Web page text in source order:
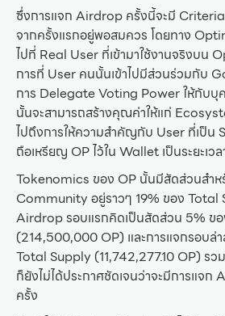
ซึ่งการแจก Airdrop ครั้งนี้จะมี
จากครั้งแรกอยู่พอสมควร โดยทาง
ไปที่ Real User ที่เข้ามาใช้งานจริงบน
การที่ User คนนั้นเข้าไปมีส่วนร่วมกับ
การ Delegate Voting Power ให้กับบุ
นั้นจะสามารถสร้างคุณค่าให้แก่
ไปถึงการให้ความสำคัญกับ User ที่เป็น
ถือเหรียญ OP ไว้ใน Wallet เป็นระยะเว
Tokenomics ของ OP นั้นมีสัดส่วนสำ
Community อยู่ราวๆ 19% ของ Total
Airdrop รอบแรกคิดเป็นสัดส่วน 5% ข
(214,500,000 OP) และการแจกรอบล่
Total Supply (11,742,277.10 OP) ร
ก็ยังไม่ได้ประกาศชัดเจนว่าจะมีการแจ
ครั้ง